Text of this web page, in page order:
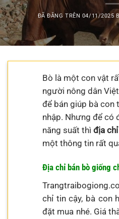
ĐÃ ĐĂNG TRÊN 04/11/2025
Bò là một con vật
người nông dân
để bán giúp bà con
nhập. Nhưng để có
năng suất thì địa
một thông tin rất
Địa chỉ bán bò giống
chỉ tin cậy, bà con
đặt mua nhé. Giá